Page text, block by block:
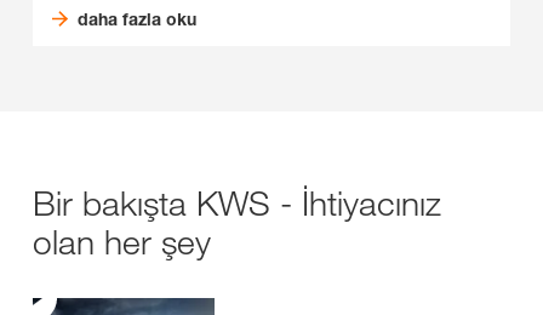
daha fazla oku
Bir bakışta KWS - İhtiyacınız
olan her şey